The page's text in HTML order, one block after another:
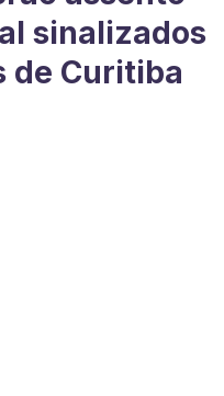
sinalizados
de Curitiba